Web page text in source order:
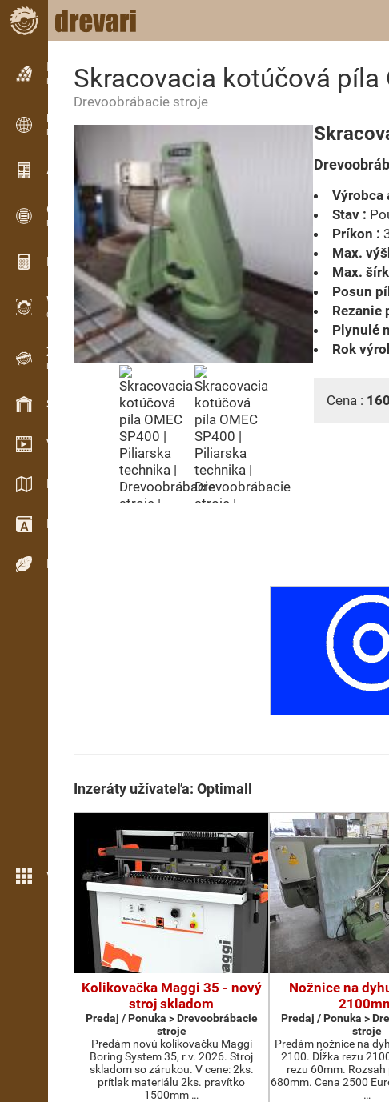
Inzercia
Riadková inzercia
Inzercia
Medzinárodná inzercia
Aktuality / Články
OPTI-TIMB
Porezové schémy
Drevárske kalkulačky
WoodProfi
Objem dreva s AI
Záznamník
Evidencia dreva v teréne
Skladové hospodárstvo
Video showroom
Katalógy / Brožúry
Drevársky slovník
Dreviny
Viac možností
Skracovacia kotúčová píla
Drevoobrábacie stroje
Výrobca
Stav :
Príkon :
Max.
Max.
Posun
Rezanie
Plynulé
Rok
Cena :
Inzeráty užívateľa: Optimall
Kolikovačka Maggi 35 - nový
stroj skladom
Predaj / Ponuka > Drevoobrábacie
stroje
Predám novú kolíkovačku Maggi
Boring System 35, r.v. 2026. Stroj
skladom so zárukou. V cene: 2ks.
prítlak materiálu 2ks. pravítko
1500mm …
Nožnice na
Predaj / Ponuka >
stroje
Predám nožnice na
2100. Dĺžka rezu
rezu 60mm.
680mm. Cena 2500
…